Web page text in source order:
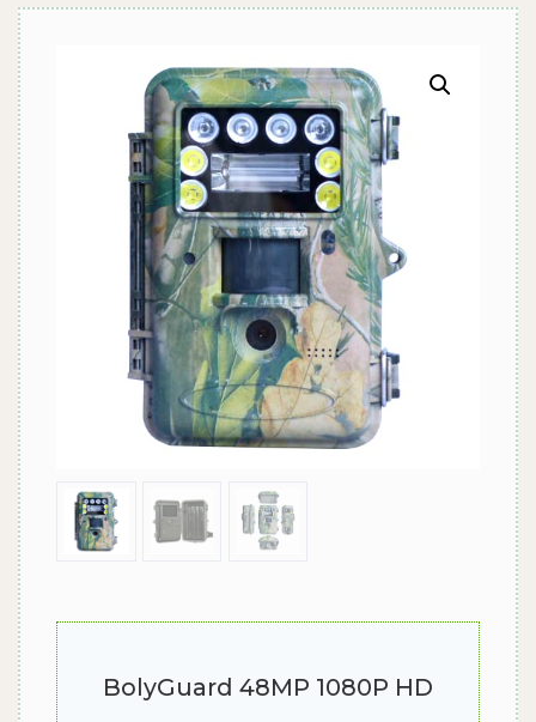
BolyGuard 48MP 1080P HD